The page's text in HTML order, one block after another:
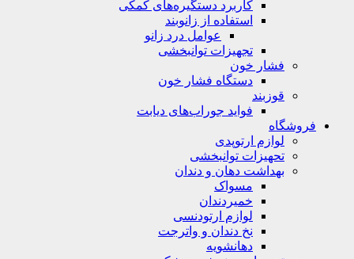
کاربرد دستگیره‌های کمکی
استفاده از زانوبند
عوامل درد زانو
تجهیزات توانبخشی
فشار خون
دستگاه فشار خون
قوزبند
فواید جوراب‌های دیابت
فروشگاه
لوازم ارتوپدی
تحهیزات توانبخشی
بهداشت دهان و دندان
مسواک
خمیردندان
لوازم ارتودنسی
نخ دندان و واترجت
دهانشویه